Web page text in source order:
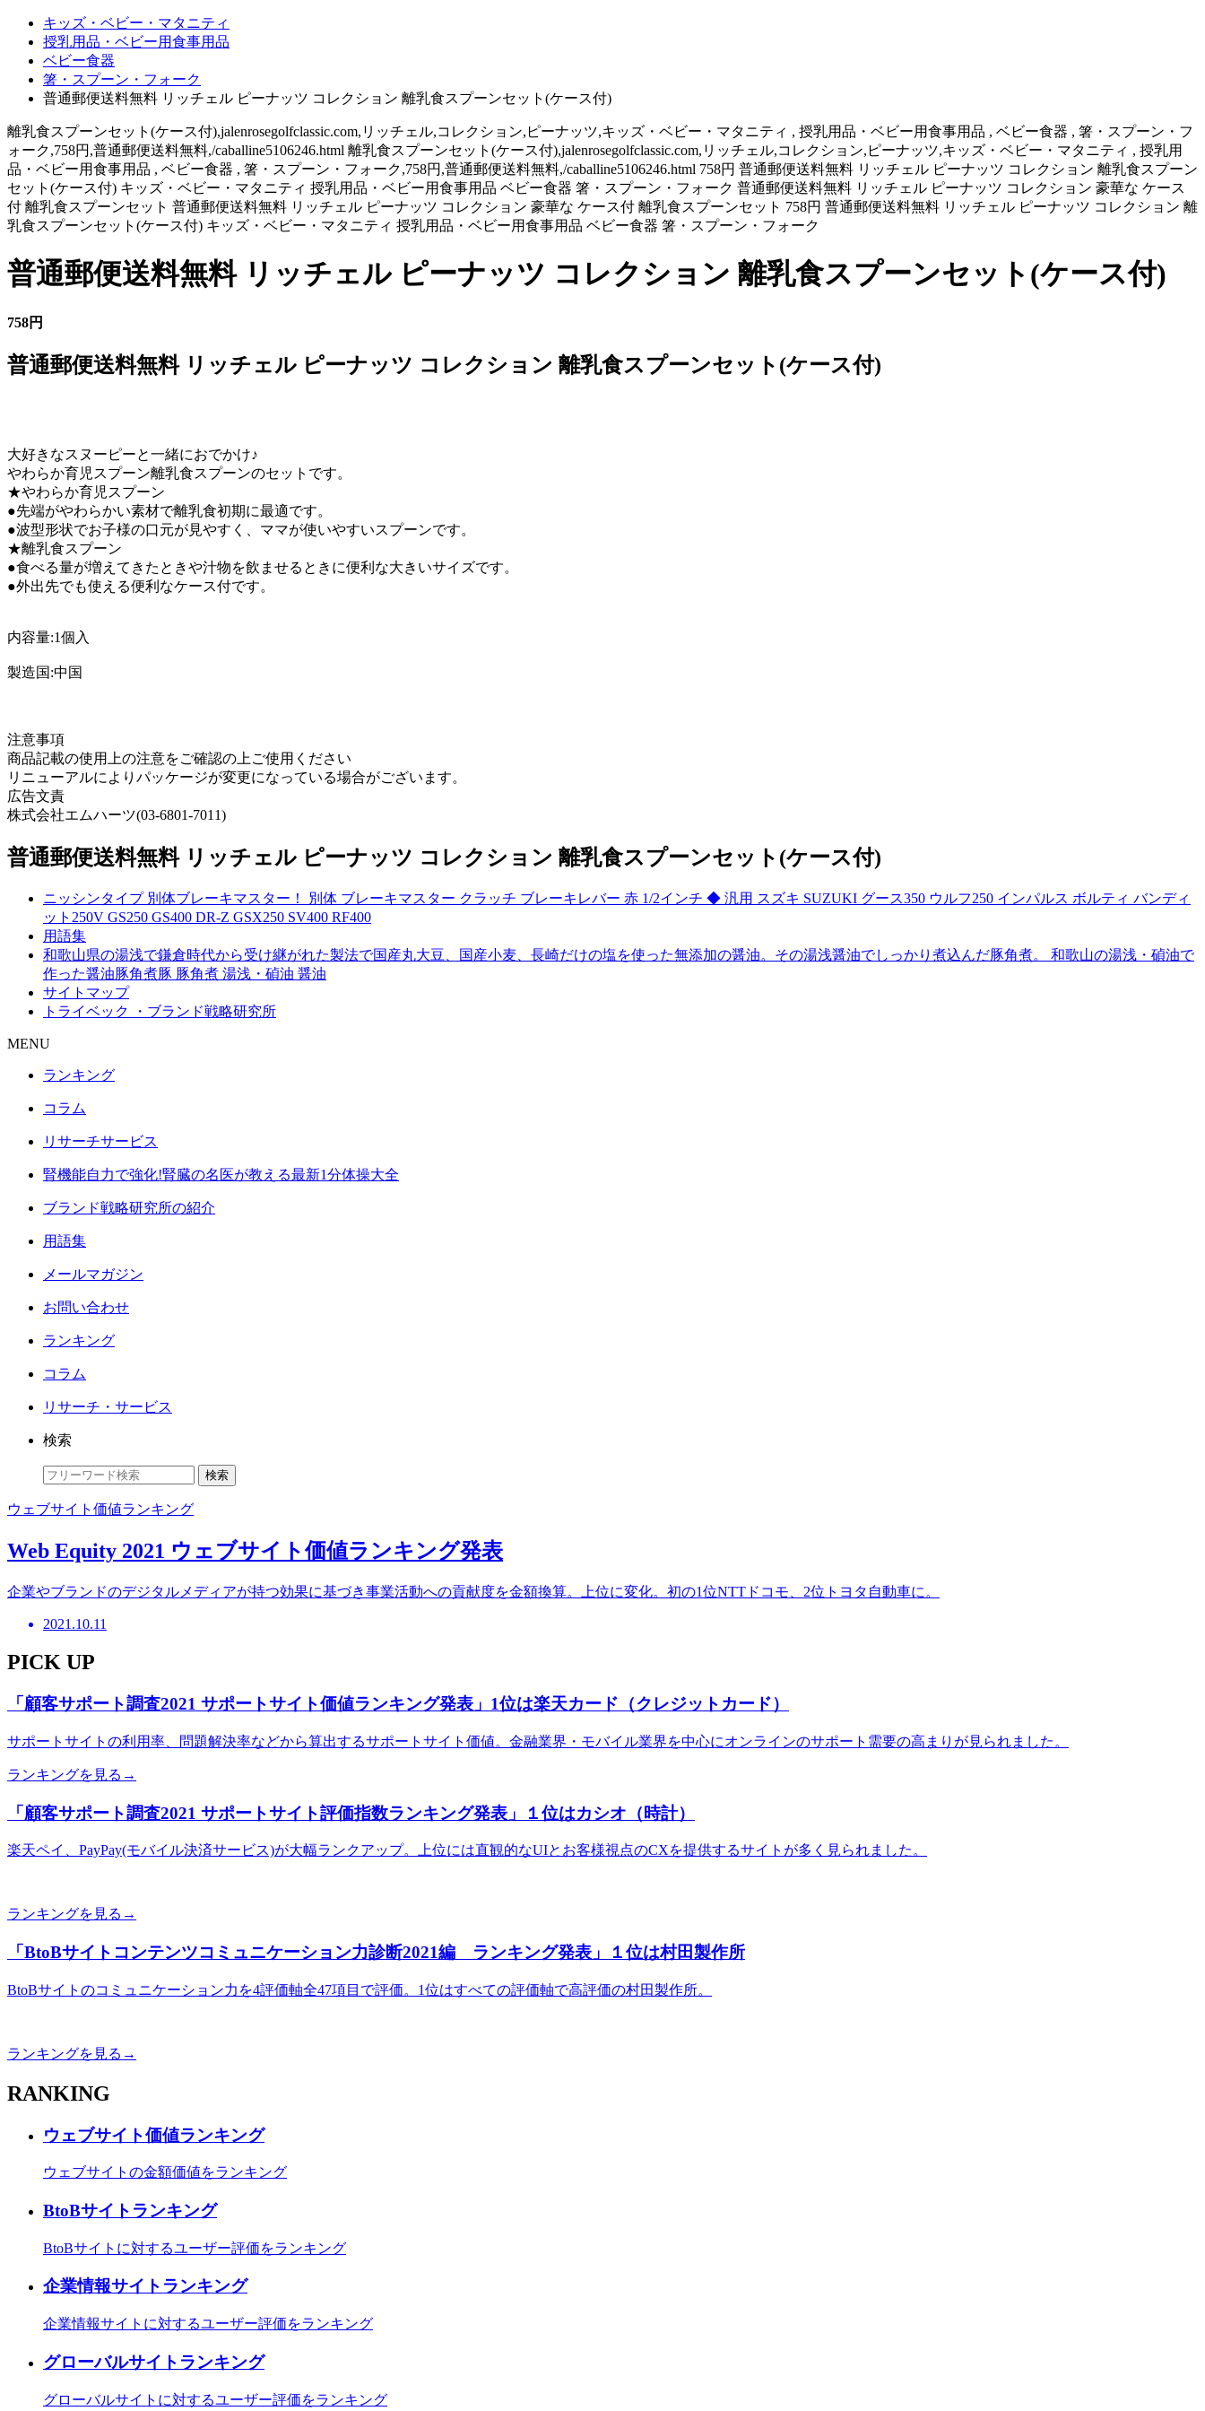
キッズ・ベビー・マタニティ
授乳用品・ベビー用食事用品
ベビー食器
箸・スプーン・フォーク
普通郵便送料無料 リッチェル ピーナッツ コレクション 離乳食スプーンセット(ケース付)
離乳食スプーンセット(ケース付),jalenrosegolfclassic.com,リッチェル,コレクション,ピーナッツ,キッズ・ベビー・マタニティ , 授乳用品・ベビー用食事用品 , ベビー食器 , 箸・スプーン・フ
ォーク,758円,普通郵便送料無料,/caballine5106246.html 離乳食スプーンセット(ケース付),jalenrosegolfclassic.com,リッチェル,コレクション,ピーナッツ,キッズ・ベビー・マタニティ , 授乳用
品・ベビー用食事用品 , ベビー食器 , 箸・スプーン・フォーク,758円,普通郵便送料無料,/caballine5106246.html 758円 普通郵便送料無料 リッチェル ピーナッツ コレクション 離乳食スプーン
セット(ケース付) キッズ・ベビー・マタニティ 授乳用品・ベビー用食事用品 ベビー食器 箸・スプーン・フォーク 普通郵便送料無料 リッチェル ピーナッツ コレクション 豪華な ケース
付 離乳食スプーンセット 普通郵便送料無料 リッチェル ピーナッツ コレクション 豪華な ケース付 離乳食スプーンセット 758円 普通郵便送料無料 リッチェル ピーナッツ コレクション 離
乳食スプーンセット(ケース付) キッズ・ベビー・マタニティ 授乳用品・ベビー用食事用品 ベビー食器 箸・スプーン・フォーク
普通郵便送料無料 リッチェル ピーナッツ コレクション 離乳食スプーンセット(ケース付)
758円
普通郵便送料無料 リッチェル ピーナッツ コレクション 離乳食スプーンセット(ケース付)
大好きなスヌーピーと一緒におでかけ♪
やわらか育児スプーン離乳食スプーンのセットです。
★やわらか育児スプーン
●先端がやわらかい素材で離乳食初期に最適です。
●波型形状でお子様の口元が見やすく、ママが使いやすいスプーンです。
★離乳食スプーン
●食べる量が増えてきたときや汁物を飲ませるときに便利な大きいサイズです。
●外出先でも使える便利なケース付です。
内容量:1個入
製造国:中国
注意事項
商品記載の使用上の注意をご確認の上ご使用ください
リニューアルによりパッケージが変更になっている場合がございます。
広告文責
株式会社エムハーツ(03-6801-7011)
普通郵便送料無料 リッチェル ピーナッツ コレクション 離乳食スプーンセット(ケース付)
ニッシンタイプ 別体ブレーキマスター！ 別体 ブレーキマスター クラッチ ブレーキレバー 赤 1/2インチ ◆ 汎用 スズキ SUZUKI グース350 ウルフ250 インパルス ボルティ バンディ
ット250V GS250 GS400 DR-Z GSX250 SV400 RF400
用語集
和歌山県の湯浅で鎌倉時代から受け継がれた製法で国産丸大豆、国産小麦、長崎だけの塩を使った無添加の醤油。その湯浅醤油でしっかり煮込んだ豚角煮。 和歌山の湯浅・碵油で
作った醤油豚角煮豚 豚角煮 湯浅・碵油 醤油
サイトマップ
トライベック ・ブランド戦略研究所
MENU
ランキング
コラム
リサーチサービス
腎機能自力で強化!腎臓の名医が教える最新1分体操大全
ブランド戦略研究所の紹介
用語集
メールマガジン
お問い合わせ
ランキング
コラム
リサーチ・サービス
検索
ウェブサイト価値ランキング
Web Equity 2021 ウェブサイト価値ランキング発表
企業やブランドのデジタルメディアが持つ効果に基づき事業活動への貢献度を金額換算。上位に変化。初の1位NTTドコモ、2位トヨタ自動車に。
2021.10.11
PICK UP
「顧客サポート調査2021 サポートサイト価値ランキング発表」1位は楽天カード（クレジットカード）
サポートサイトの利用率、問題解決率などから算出するサポートサイト価値。金融業界・モバイル業界を中心にオンラインのサポート需要の高まりが見られました。
ランキングを見る→
「顧客サポート調査2021 サポートサイト評価指数ランキング発表」１位はカシオ（時計）
楽天ペイ、PayPay(モバイル決済サービス)が大幅ランクアップ。上位には直観的なUIとお客様視点のCXを提供するサイトが多く見られました。
ランキングを見る→
「BtoBサイトコンテンツコミュニケーション力診断2021編 ランキング発表」１位は村田製作所
BtoBサイトのコミュニケーション力を4評価軸全47項目で評価。1位はすべての評価軸で高評価の村田製作所。
ランキングを見る→
RANKING
ウェブサイト価値ランキング
ウェブサイトの金額価値をランキング
BtoBサイトランキング
BtoBサイトに対するユーザー評価をランキング
企業情報サイトランキング
企業情報サイトに対するユーザー評価をランキング
グローバルサイトランキング
グローバルサイトに対するユーザー評価をランキング